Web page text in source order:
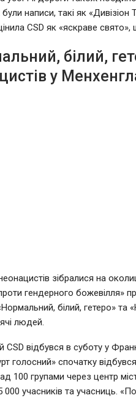
написи, такі як
CSD як «яскраве
білий,
у
зібралися на
гендерного божевілля»
білий, гетеро» та
людей.
CSD відбувся в суботу у
голосний» спочатку
100 групами через центр
000 учасників та учасниць.